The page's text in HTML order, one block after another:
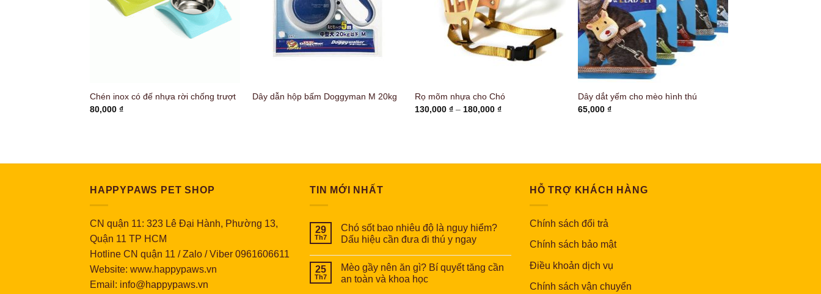
Chén inox có đế nhựa rời chống trượt
80,000 ₫
Dây dẫn hộp bấm Doggyman M 20kg
Rọ mõm nhựa cho Chó
130,000₫ – 180,000₫Khoảng
Dây dắt yếm cho mèo hình thú
65,000 ₫
HAPPYPAWS PET SHOP
CN quận 11: 323 Lê Đại Hành, Phường 13,
Quận 11 TP HCM
Hotline CN quận 11 / Zalo / Viber 0961606611
Website: www.happypaws.vn
Email: info@happypaws.vn
TIN MỚI NHẤT
29
Th7
Chó sốt bao nhiêu độ là nguy hiểm?
Dấu hiệu cần đưa đi thú y ngay
25
Th7
Mèo gầy nên ăn gì? Bí quyết tăng cần
an toàn và khoa học
HỖ TRỢ KHÁCH HÀNG
Chính sách đổi trả
Chính sách bảo mật
Điều khoản dịch vụ
Chính sách vận chuyển